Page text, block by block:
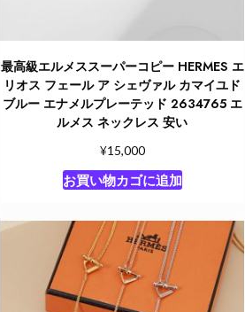
最高級エルメススーパーコピー HERMES エ
リオス フェール ア シェヴァル カマイユド
ブルー エナメルプレーテッド 2634765 エ
ルメス ネックレス 安い
¥15,000
お買い物カゴに追加